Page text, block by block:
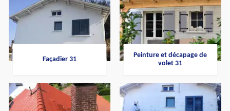
Façadier 31
Peinture et décapage de
volet 31